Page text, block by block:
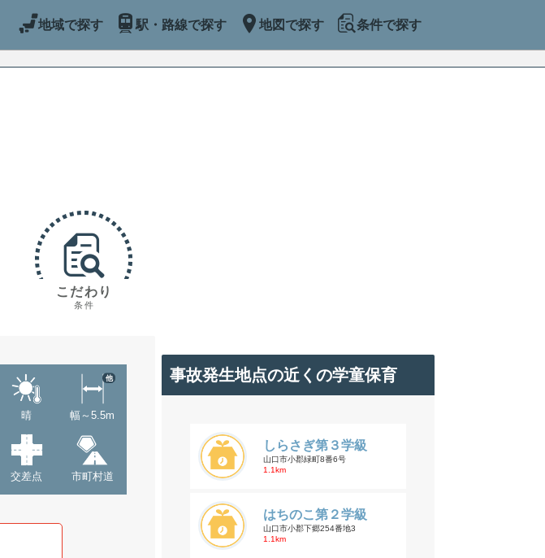
地域で探す 駅・路線で探す 地図で探す 条件で探す
こだわり
条件
晴 幅～5.5m
他
交差点 市町村道
事故発生地点の近くの学童保育
しらさぎ第３学級
山口市小郡緑町8番6号
1.1km
はちのこ第２学級
山口市小郡下郷254番地3
1.1km